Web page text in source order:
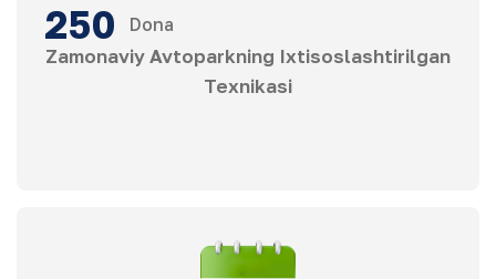
250 Dona
Zamonaviy Avtoparkning Ixtisoslashtirilgan
Texnikasi